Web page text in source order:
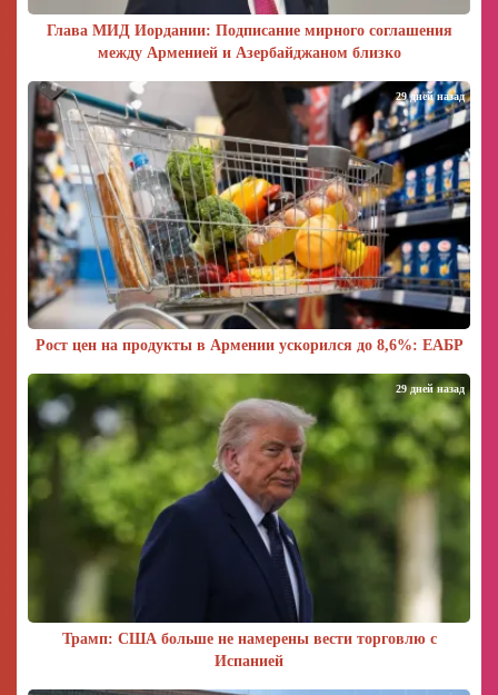
Глава МИД Иордании: Подписание мирного соглашения
между Арменией и Азербайджаном близко
Рост цен на продукты в Армении ускорился до 8,6%: ЕАБР
29 дней назад
Трамп: США больше не намерены вести торговлю с
Испанией
29 дней назад